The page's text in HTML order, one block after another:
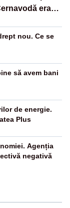
era
nou. Ce se
să avem bani
de energie.
Plus
Agenția
negativă